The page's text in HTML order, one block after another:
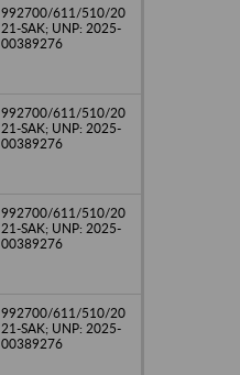
992700/611/510/20
21-SAK; UNP: 2025-
00389276
992700/611/510/20
21-SAK; UNP: 2025-
00389276
992700/611/510/20
21-SAK; UNP: 2025-
00389276
992700/611/510/20
21-SAK; UNP: 2025-
00389276